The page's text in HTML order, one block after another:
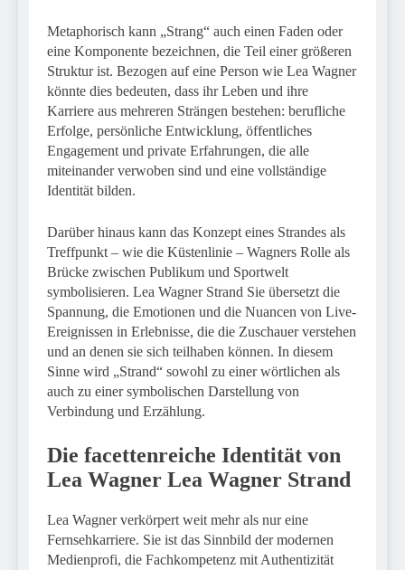
Metaphorisch kann „Strang“ auch einen Faden oder
eine Komponente bezeichnen, die Teil einer größeren
Struktur ist. Bezogen auf eine Person wie Lea Wagner
könnte dies bedeuten, dass ihr Leben und ihre
Karriere aus mehreren Strängen bestehen: berufliche
Erfolge, persönliche Entwicklung, öffentliches
Engagement und private Erfahrungen, die alle
miteinander verwoben sind und eine vollständige
Identität bilden.
Darüber hinaus kann das Konzept eines Strandes als
Treffpunkt – wie die Küstenlinie – Wagners Rolle als
Brücke zwischen Publikum und Sportwelt
symbolisieren. Lea Wagner Strand Sie übersetzt die
Spannung, die Emotionen und die Nuancen von Live-
Ereignissen in Erlebnisse, die die Zuschauer verstehen
und an denen sie sich teilhaben können. In diesem
Sinne wird „Strand“ sowohl zu einer wörtlichen als
auch zu einer symbolischen Darstellung von
Verbindung und Erzählung.
Die facettenreiche Identität von
Lea Wagner Lea Wagner Strand
Lea Wagner verkörpert weit mehr als nur eine
Fernsehkarriere. Sie ist das Sinnbild der modernen
Medienprofi, die Fachkompetenz mit Authentizität